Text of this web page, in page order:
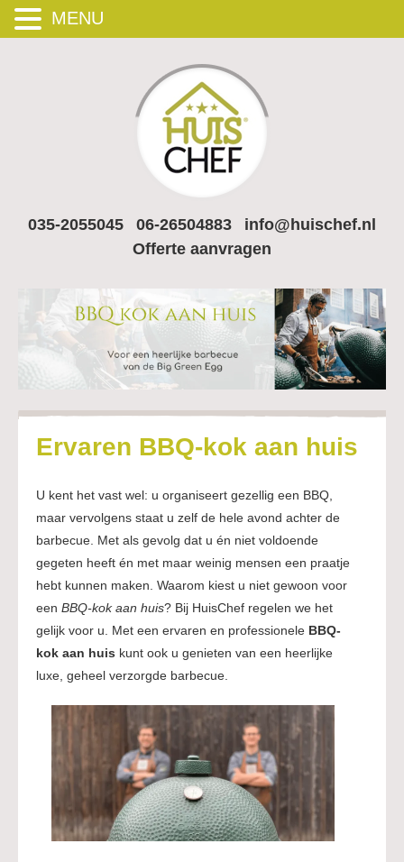
035-2055045 06-26504883
info@huischef.nl
Offerte aanvragen
Ervaren BBQ-kok aan huis
U kent het vast wel: u organiseert gezellig een BBQ,
maar vervolgens staat u zelf de hele avond achter de
barbecue. Met als gevolg dat u én niet voldoende
gegeten heeft én met maar weinig mensen een praatje
hebt kunnen maken. Waarom kiest u niet gewoon voor
een BBQ-kok aan huis? Bij HuisChef regelen we het
gelijk voor u. Met een ervaren en professionele BBQ-
kok aan huis kunt ook u genieten van een heerlijke
luxe, geheel verzorgde barbecue.
MENU